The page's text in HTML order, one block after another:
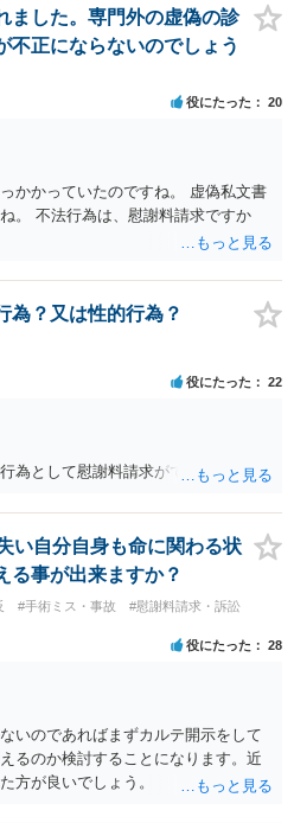
ることは差し支えない。」と書いて
病院理由(大部屋に空きがない等)での
い」とは言っていません。 「入院の
の料金の支払いに同意しないのであ
た」という事例についても「不適切
るだけで「不適切である」と断定も
ことも示唆されていません。ですの
変えて「緊急手術をおすすめします
ので大部屋を希望される場合は本日
１日当たり１万８７００円の個室で
説明としては十分だと思いますし、
思います。それに加えて、そもそも
ないこと(下級行政機関に対する拘束
応の説明を受けて同意した以上、病
」という記載が抜けていることを奇
と見られて、今後あなたやあなたの
るを得なくなった場合に事実上の不
いように思われます。
ました。専門外の虚偽の診
不正にならないのでしょう
役にたった 20
かかっていたのですね。 虚偽私文書
。 不法行為は、慰謝料請求ですか
為？又は性的行為？
役にたった 22
為として慰謝料請求ができます。
い自分自身も命に関わる状
る事が出来ますか？
#手術ミス・事故
#慰謝料請求・訴訟
役にたった 28
いのであればまずカルテ開示をして
るのか検討することになります。近
方が良いでしょう。